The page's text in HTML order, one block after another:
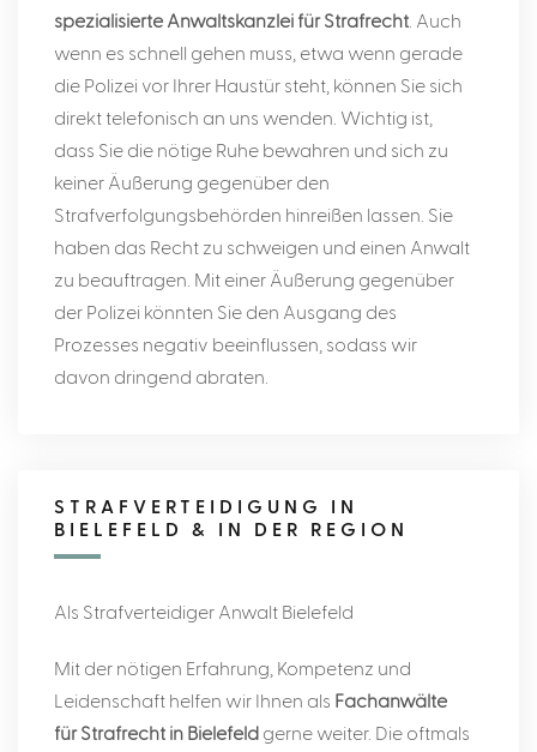
spezialisierte Anwaltskanzlei für Strafrecht . Auch
wenn es schnell gehen muss, etwa wenn gerade
die Polizei vor Ihrer Haustür steht, können Sie sich
direkt telefonisch an uns wenden. Wichtig ist,
dass Sie die nötige Ruhe bewahren und sich zu
keiner Äußerung gegenüber den
Strafverfolgungsbehörden hinreißen lassen. Sie
haben das Recht zu schweigen und einen Anwalt
zu beauftragen. Mit einer Äußerung gegenüber
der Polizei könnten Sie den Ausgang des
Prozesses negativ beeinflussen, sodass wir
davon dringend abraten.
STRAFVERTEIDIGUNG IN
BIELEFELD & IN DER REGION
Als Strafverteidiger Anwalt Bielefeld
Mit der nötigen Erfahrung, Kompetenz und
Leidenschaft helfen wir Ihnen als Fachanwälte
für Strafrecht in Bielefeld gerne weiter. Die oftmals